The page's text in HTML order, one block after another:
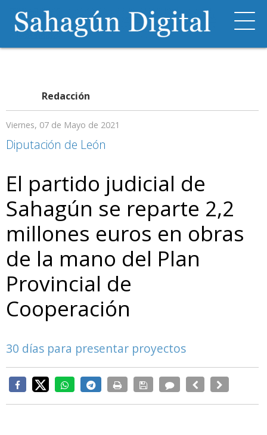
Redacción
Viernes, 07 de Mayo de 2021
Diputación de León
El partido judicial de
Sahagún se reparte 2,2
millones euros en obras
de la mano del Plan
Provincial de
Cooperación
30 días para presentar proyectos